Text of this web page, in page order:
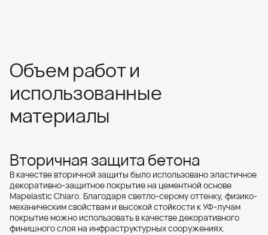
Объем работ и
использованные
материалы
Вторичная защита бетона
В качестве вторичной защиты было использовано эластичное
декоративно-защитное покрытие на цементной основе
Mapelastic Chiaro. Благодаря светло-серому оттенку, физико-
механическим свойствам и высокой стойкости к УФ-лучам
покрытие можно использовать в качестве декоративного
финишного слоя на инфраструктурных сооружениях.